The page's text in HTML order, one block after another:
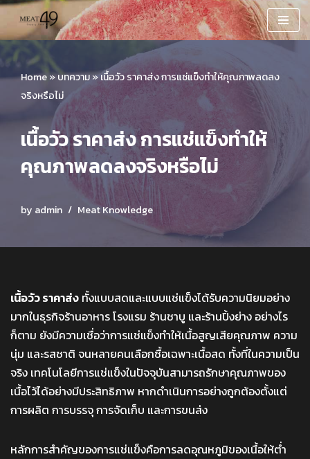
Skip
to
content
Home»บทความ»เนื้อวัว ราคาส่ง การแช่แข็งทำให้คุณภาพลดลง
จริงหรือไม่
เนื้อวัว ราคาส่ง การแช่แข็งทำให้
คุณภาพลดลงจริงหรือไม่
by admin Meat Knowledge
เนื้อวัว ราคาส่ง ทั้งแบบสดและแบบแช่แข็งได้รับความนิยมอย่าง
มากในธุรกิจร้านอาหาร โรงแรม ร้านชาบู และร้านปิ้งย่าง อย่างไร
ก็ตาม ยังมีความเชื่อว่าการแช่แข็งทำให้เนื้อสูญเสียคุณภาพ ความ
นุ่ม และรสชาติ จนหลายคนเลือกซื้อเฉพาะเนื้อสด ทั้งที่ในความเป็น
จริง เทคโนโลยีการแช่แข็งในปัจจุบันสามารถรักษาคุณภาพของ
เนื้อไว้ได้อย่างมีประสิทธิภาพ หากดำเนินการอย่างถูกต้องตั้งแต่
การผลิต การบรรจุ การจัดเก็บ และการขนส่ง
หลักการสำคัญของการแช่แข็งคือการลดอุณหภูมิของเนื้อให้ต่ำ